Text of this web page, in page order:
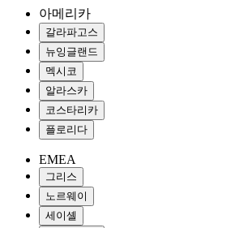
아메리카
갈라파고스
뉴잉글랜드
멕시코
알라스카
코스타리카
플로리다
EMEA
그리스
노르웨이
세이셸